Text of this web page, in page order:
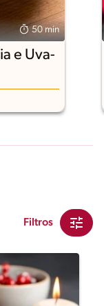
50 min
e Uva-
Filtros